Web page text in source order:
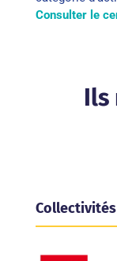
Consulter le
Ils
Collectivités